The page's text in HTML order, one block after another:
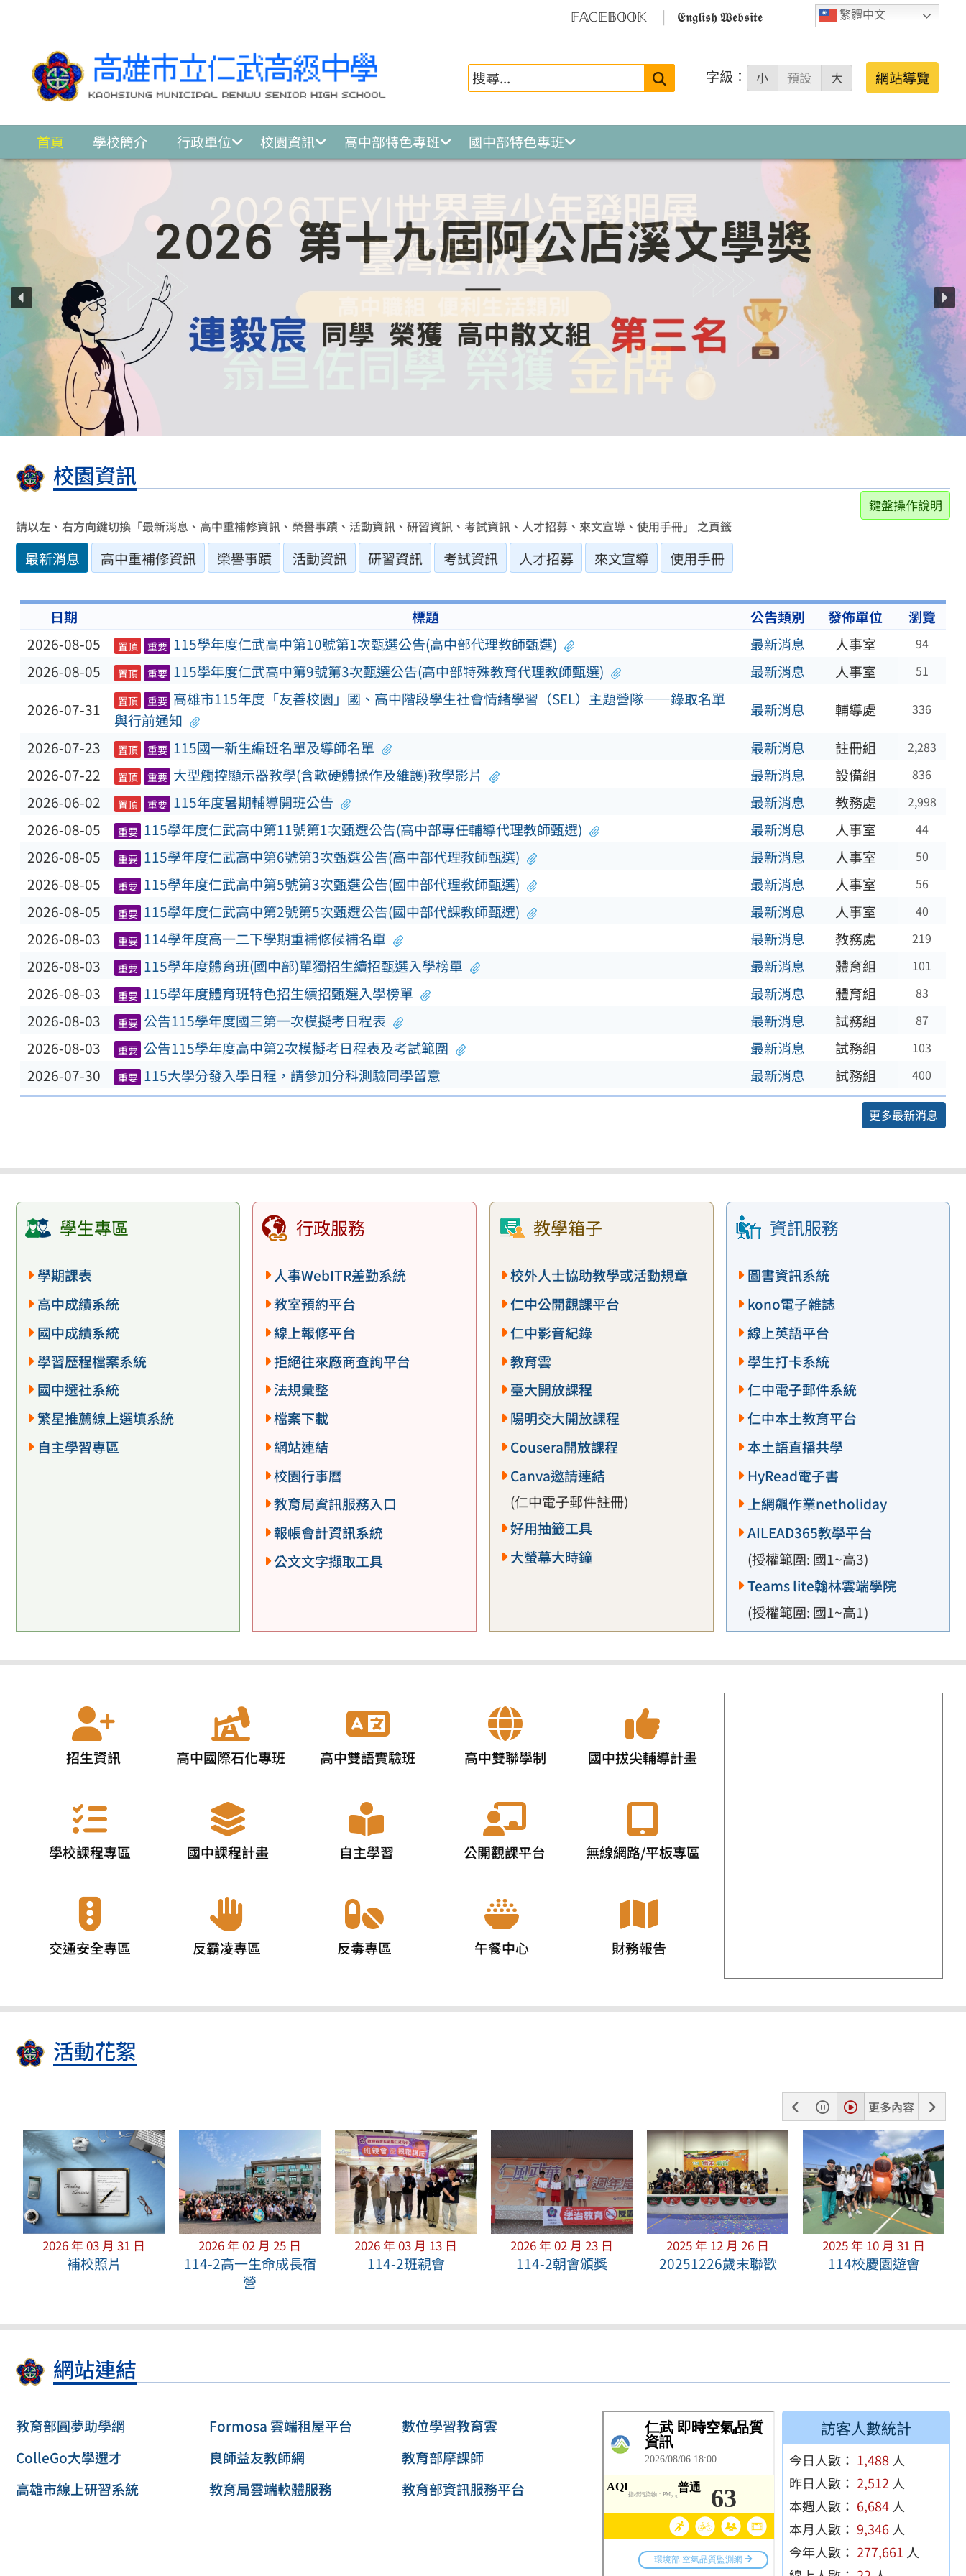
繁體中文
𝔽𝔸ℂ𝔼𝔹𝕆𝕆𝕂 𝕰𝖓𝖌𝖑𝖎𝖘𝖍 𝖂𝖊𝖇𝖘𝖎𝖙𝖊
搜
字級： 小 預設 大 網站導覽
首頁 學校簡介 行政單位 校園資訊 高中部特色專班 國中部特色專班
校園資訊
鍵盤操作說明
請以左、右方向鍵切換「最新消息、高中重補修資訊、榮譽事蹟、活動資訊、研習資訊、考試資訊、人才招募、來文宣導、使用手冊」 之頁籤
最新消息 高中重補修資訊 榮譽事蹟 活動資訊 研習資訊 考試資訊 人才招募 來文宣導 使用手冊
日期 標題 公告類別 發佈單位
瀏覽
2026-08-05
置頂 重要 115學年度仁武高中第10號第1次甄選公告(高中部代理教師甄選) 最新消息 人事室 94
2026-08-05 置頂 重要 115學年度仁武高中第9號第3次甄選公告(高中部特殊教育代理教師甄選) 最新消息 人事室 51
2026-07-31 置頂 重要 高雄市115年度「友善校園」國、高中階段學生社會情緒學習（SEL）主題營隊——錄取名單
與行前通知
最新消息 輔導處 336
2026-07-23 置頂 重要 115國一新生編班名單及導師名單 最新消息 註冊組 2,283
2026-07-22 置頂 重要 大型觸控顯示器教學(含軟硬體操作及維護)教學影片 最新消息 設備組 836
2026-06-02 置頂 重要 115年度暑期輔導開班公告 最新消息 教務處 2,998
2026-08-05 重要 115學年度仁武高中第11號第1次甄選公告(高中部專任輔導代理教師甄選) 最新消息 人事室 44
2026-08-05 重要 115學年度仁武高中第6號第3次甄選公告(高中部代理教師甄選) 最新消息 人事室 50
2026-08-05 重要 115學年度仁武高中第5號第3次甄選公告(國中部代理教師甄選) 最新消息 人事室 56
2026-08-05 重要 115學年度仁武高中第2號第5次甄選公告(國中部代課教師甄選) 最新消息 人事室 40
2026-08-03 重要 114學年度高一二下學期重補修候補名單 最新消息 教務處 219
2026-08-03 重要 115學年度體育班(國中部)單獨招生續招甄選入學榜單 最新消息 體育組 101
2026-08-03 重要 115學年度體育班特色招生續招甄選入學榜單 最新消息 體育組 83
2026-08-03 重要 公告115學年度國三第一次模擬考日程表 最新消息 試務組 87
2026-08-03 重要 公告115學年度高中第2次模擬考日程表及考試範圍 最新消息 試務組 103
2026-07-30 重要 115大學分發入學日程，請參加分科測驗同學留意 最新消息 試務組 400
更多最新消息
學生專區
學期課表
高中成績系統
國中成績系統
學習歷程檔案系統
國中選社系統
繁星推薦線上選填系統
自主學習專區
行政服務
人事WebITR差勤系統
教室預約平台
線上報修平台
拒絕往來廠商查詢平台
法規彙整
檔案下載
網站連結
校園行事曆
教育局資訊服務入口
報帳會計資訊系統
公文文字擷取工具
教學箱子
校外人士協助教學或活動規章
仁中公開觀課平台
仁中影音紀錄
教育雲
臺大開放課程
陽明交大開放課程
Cousera開放課程
Canva邀請連結
(仁中電子郵件註冊)
好用抽籤工具
大螢幕大時鐘
資訊服務
圖書資訊系統
kono電子雜誌
線上英語平台
學生打卡系統
仁中電子郵件系統
仁中本土教育平台
本土語直播共學
HyRead電子書
上網飆作業netholiday
AILEAD365教學平台
(授權範圍: 國1~高3)
Teams lite翰林雲端學院
(授權範圍: 國1~高1)
招生資訊 高中國際石化專班 高中雙語實驗班 高中雙聯學制 國中拔尖輔導計畫
學校課程專區 國中課程計畫 自主學習 公開觀課平台 無線網路/平板專區
交通安全專區 反霸凌專區 反毒專區 午餐中心 財務報告
活動花絮
一
張
暫
停
播
放
更多內容
下
一
張
2026 年 03 月 31 日
補校照片
2026 年 02 月 25 日
114-2高一生命成長宿
營
2026 年 03 月 13 日
114-2班親會
2026 年 02 月 23 日
114-2朝會頒獎
2025 年 12 月 26 日
20251226歲末聯歡
2025 年 10 月 31 日
114校慶園遊會
網站連結
教育部圓夢助學網 Formosa 雲端租屋平台
數位學習教育雲
ColleGo大學選才
良師益友教師網
教育部摩課師
高雄市線上研習系統
教育局雲端軟體服務 教育部資訊服務平台
訪客人數統計
今日人數： 1,488 人
昨日人數： 2,512 人
本週人數： 6,684 人
本月人數： 9,346 人
今年人數： 277,661 人